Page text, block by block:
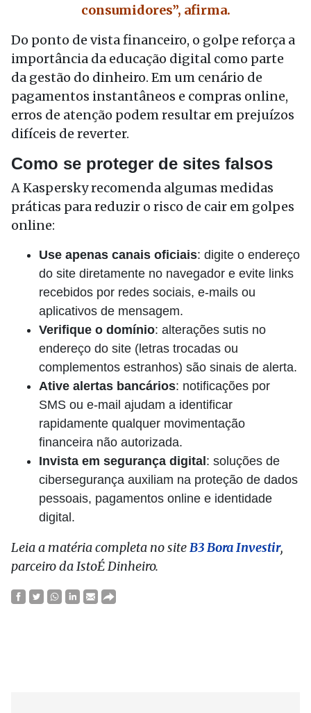
consumidores”, afirma.
Do ponto de vista financeiro, o golpe reforça a
importância da educação digital como parte
da gestão do dinheiro. Em um cenário de
pagamentos instantâneos e compras online,
erros de atenção podem resultar em prejuízos
difíceis de reverter.
Como se proteger de sites falsos
A Kaspersky recomenda algumas medidas
práticas para reduzir o risco de cair em golpes
online:
Use apenas canais oficiais: digite o endereço
do site diretamente no navegador e evite links
recebidos por redes sociais, e-mails ou
aplicativos de mensagem.
Verifique o domínio: alterações sutis no
endereço do site (letras trocadas ou
complementos estranhos) são sinais de alerta.
Ative alertas bancários: notificações por
SMS ou e-mail ajudam a identificar
rapidamente qualquer movimentação
financeira não autorizada.
Invista em segurança digital : soluções de
cibersegurança auxiliam na proteção de dados
pessoais, pagamentos online e identidade
digital.
Leia a matéria completa no siteB3 Bora Investir,
parceiro da IstoÉ Dinheiro.